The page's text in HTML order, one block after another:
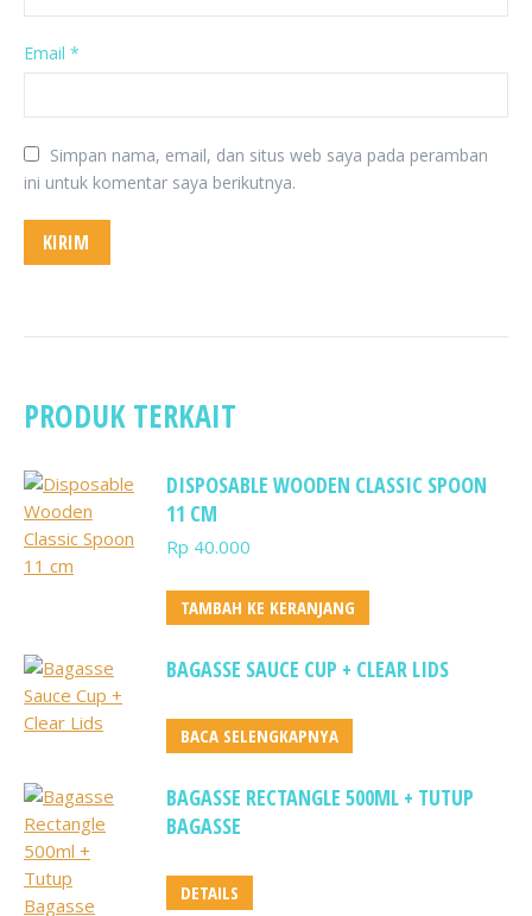
Email *
Simpan nama, email, dan situs web saya pada peramban
ini untuk komentar saya berikutnya.
PRODUK TERKAIT
DISPOSABLE WOODEN CLASSIC SPOON
11 CM
Rp 40.000
TAMBAH KE KERANJANG
BAGASSE SAUCE CUP + CLEAR LIDS
BACA SELENGKAPNYA
BAGASSE RECTANGLE 500ML + TUTUP
BAGASSE
DETAILS